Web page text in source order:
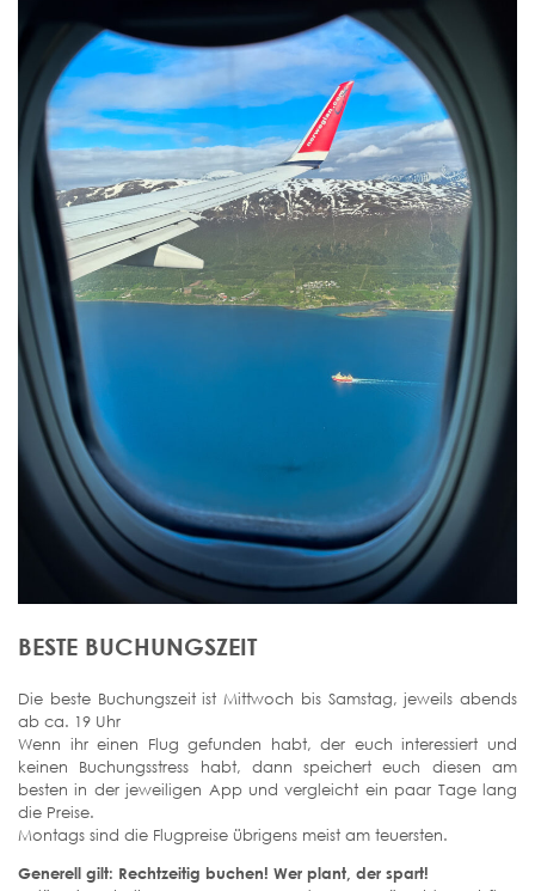
BESTE BUCHUNGSZEIT
Die beste Buchungszeit ist Mittwoch bis Samstag, jeweils abends
ab ca. 19 Uhr
Wenn ihr einen Flug gefunden habt, der euch interessiert und
keinen Buchungsstress habt, dann speichert euch diesen am
besten in der jeweiligen App und vergleicht ein paar Tage lang
die Preise.
Montags sind die Flugpreise übrigens meist am teuersten.
Generell gilt: Rechtzeitig buchen! Wer plant, der spart!